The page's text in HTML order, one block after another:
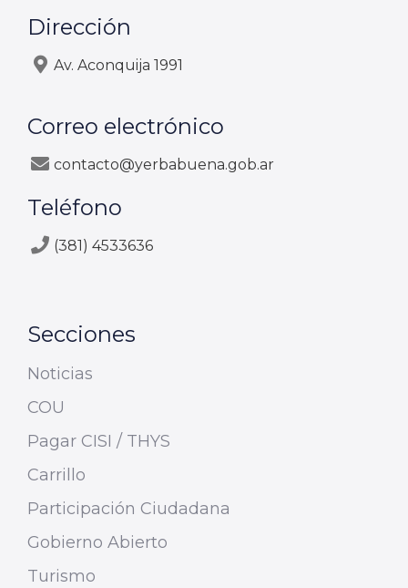
Dirección
Av. Aconquija 1991
Correo electrónico
contacto@yerbabuena.gob.ar
Teléfono
(381) 4533636
Secciones
Noticias
COU
Pagar CISI / THYS
Carrillo
Participación Ciudadana
Gobierno Abierto
Turismo